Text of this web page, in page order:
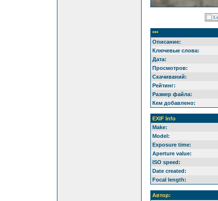
***
Описание:
Ключевые слова:
Дата:
Просмотров:
Скачиваний:
Рейтинг:
Размер файла:
Кем добавлено:
EXIF Info
Make:
Model:
Exposure time:
Aperture value:
ISO speed:
Date created:
Focal length:
Автор: